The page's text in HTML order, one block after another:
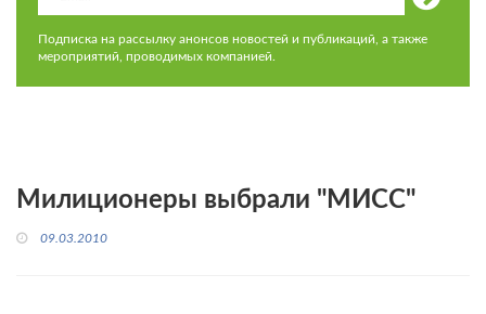
Подписка на рассылку анонсов новостей и публикаций, а также
мероприятий, проводимых компанией.
Милиционеры выбрали "МИСС"
09.03.2010